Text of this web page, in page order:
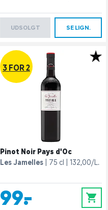
UDSOLGT SE LIGN.
3 FOR 2
Pinot Noir Pays d'Oc
Les Jamelles
75 cl 132,00/L.
99,- 0